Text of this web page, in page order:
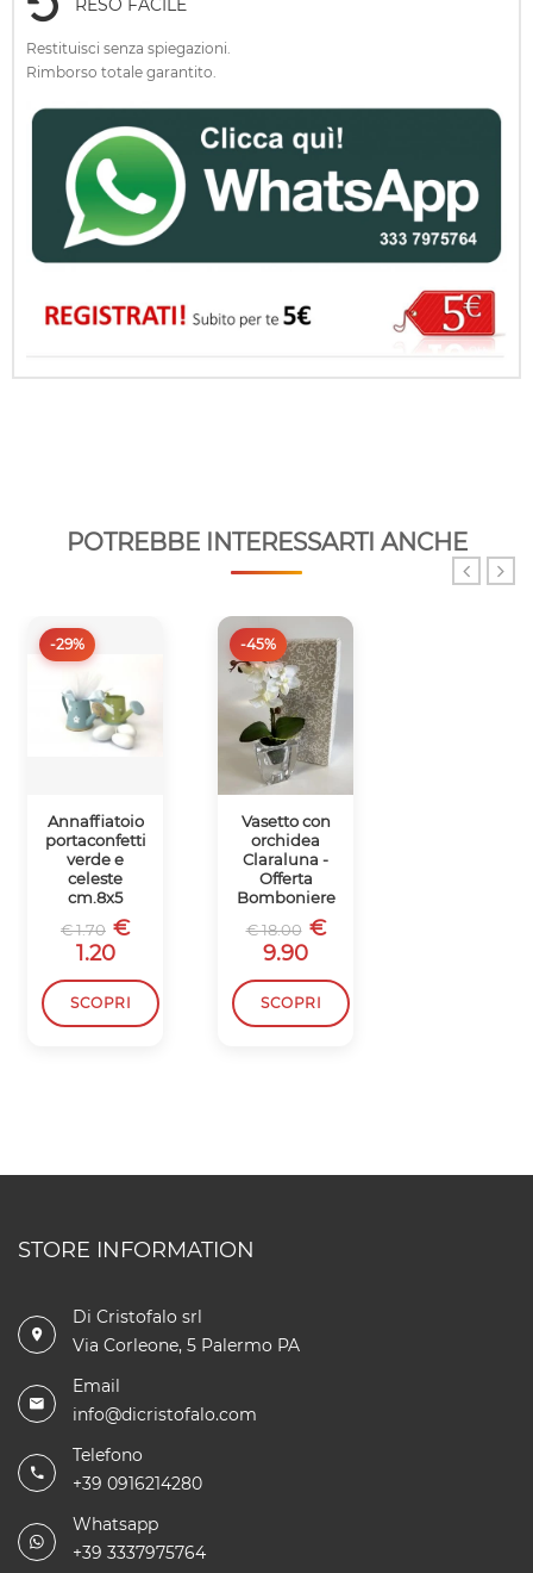
RESO FACILE
Restituisci senza spiegazioni.
Rimborso totale garantito.
POTREBBE INTERESSARTI ANCHE
-29%
Annaffiatoio
portaconfetti
verde e
celeste
cm.8x5
€ 1.70 €
1.20
SCOPRI
-45%
Vasetto con
orchidea
Claraluna -
Offerta
Bomboniere
€ 18.00 €
9.90
SCOPRI
STORE INFORMATION
Di Cristofalo srl
Via Corleone, 5 Palermo PA
Email
info@dicristofalo.com
Telefono
+39 0916214280
Whatsapp
+39 3337975764